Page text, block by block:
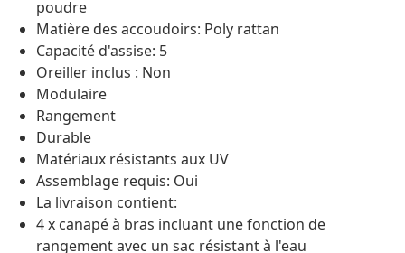
poudre
Matière des accoudoirs: Poly rattan
Capacité d'assise: 5
Oreiller inclus : Non
Modulaire
Rangement
Durable
Matériaux résistants aux UV
Assemblage requis: Oui
La livraison contient:
4 x canapé à bras incluant une fonction de
rangement avec un sac résistant à l'eau